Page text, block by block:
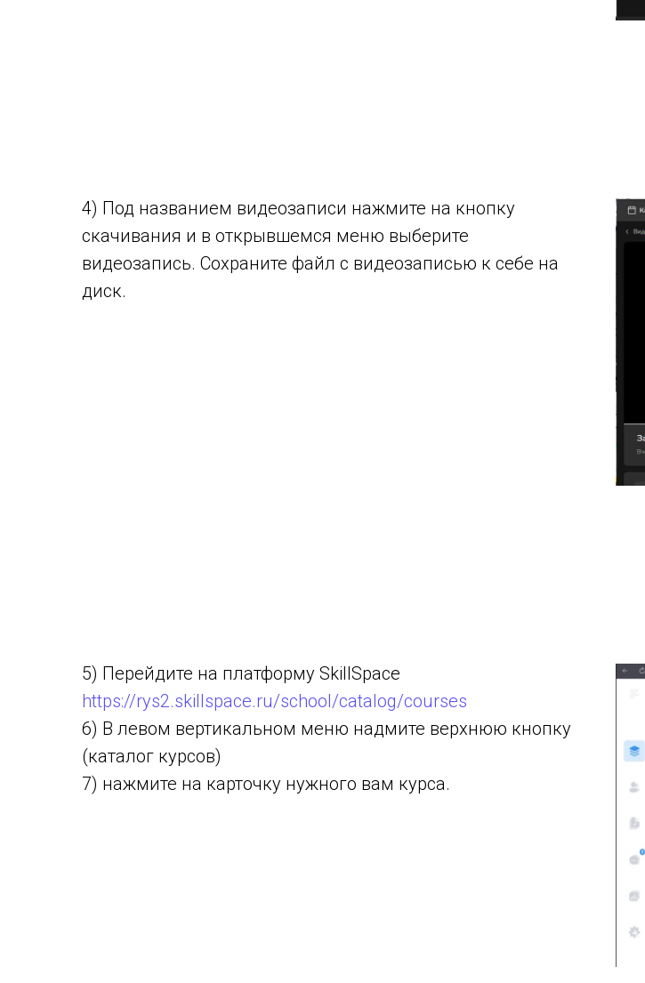
4) Под названием видеозаписи нажмите на кнопку
скачивания и в открывшемся меню выберите
видеозапись. Сохраните файл с видеозаписью к себе на
диск.
5) Перейдите на платформу SkillSpace
https://rys2.skillspace.ru/school/catalog/courses
6) В левом вертикальном меню надмите верхнюю кнопку
(каталог курсов)
7) нажмите на карточку нужного вам курса.